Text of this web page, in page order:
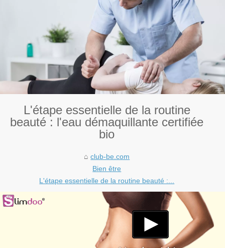
L'étape essentielle de la routine
beauté : l'eau démaquillante certifiée
bio
club-be.com
Bien être
L'étape essentielle de la routine beauté :...